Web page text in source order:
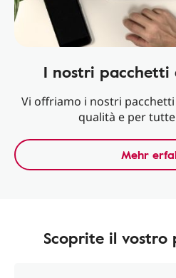
I nostri pacchetti
Vi offriamo i nostri
qualità e per
Mehr
Scoprite il